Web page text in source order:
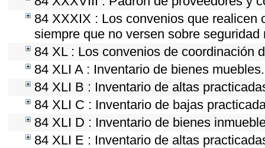
84 XXXIX : Los convenios que realicen
siempre que no versen sobre
84 XL : Los convenios de coordinación
84 XLI A : Inventario de bienes muebles.
84 XLI B : Inventario de altas
84 XLI C : Inventario de bajas
84 XLI D : Inventario de bienes
84 XLI E : Inventario de altas